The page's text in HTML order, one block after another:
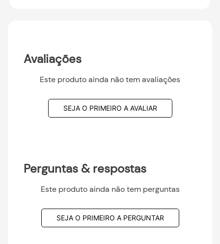
Avaliações
Este produto ainda não tem avaliações
SEJA O PRIMEIRO A AVALIAR
Perguntas & respostas
Este produto ainda não tem perguntas
SEJA O PRIMEIRO A PERGUNTAR